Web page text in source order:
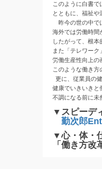
このように白書で
とともに、福祉
昨今の世の中で
海外では労働時間
したがって、根本
また「テレワーク
労働生産性向上の
このような働き方
更に、従業員の
健康でいきいきと
不調になる前に未
▼スピーデ
勤次郎
▼心・体・
「働き方